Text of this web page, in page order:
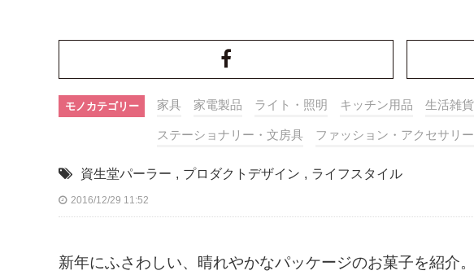
モノカテゴリー 家具 家電製品 ライト・照明 キッチン用品 生活雑貨
ステーショナリー・文房具 ファッション・アクセサリー
資生堂パーラー , プロダクトデザイン , ライフスタイル
2016/12/29 11:52
新年にふさわしい、晴れやかなパッケージのお菓子を紹介